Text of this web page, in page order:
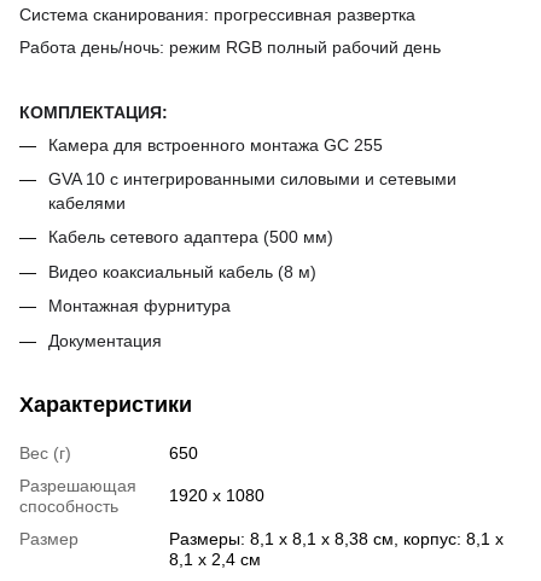
Система сканирования: прогрессивная развертка
Работа день/ночь: режим RGB полный рабочий день
КОМПЛЕКТАЦИЯ:
Камера для встроенного монтажа GC 255
GVA 10 с интегрированными силовыми и сетевыми
кабелями
Кабель сетевого адаптера (500 мм)
Видео коаксиальный кабель (8 м)
Монтажная фурнитура
Документация
Характеристики
Вес (г)
650
Разрешающая
способность
1920 x 1080
Размер
Размеры: 8,1 x 8,1 x 8,38 см, корпус: 8,1 x
8,1 x 2,4 см